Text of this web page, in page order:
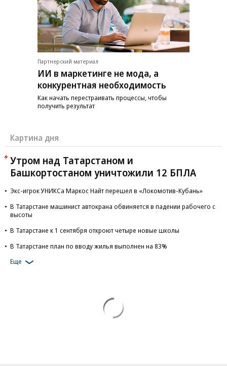
Партнерский материал
ИИ в маркетинге не мода, а
конкурентная необходимость
Как начать перестраивать процессы, чтобы
получить результат
Картина дня
Утром над Татарстаном и
Башкортостаном уничтожили 12 БПЛА
Экс-игрок УНИКСа Маркос Найт перешел в «Локомотив-Кубань»
В Татарстане машинист автокрана обвиняется в падении рабочего с
высоты
В Татарстане к 1 сентября откроют четыре новые школы
В Татарстане план по вводу жилья выполнен на 83%
Еще